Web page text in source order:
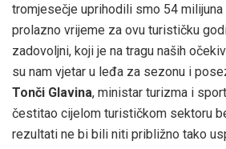
tromjesečje uprihodili smo 54 milijuna
prolazno vrijeme za ovu turističku
zadovoljni, koji je na tragu naših
su nam vjetar u leđa za sezonu i
Tonči Glavina, ministar turizma i
čestitao cijelom turističkom sektoru
rezultati ne bi bili niti približno tako